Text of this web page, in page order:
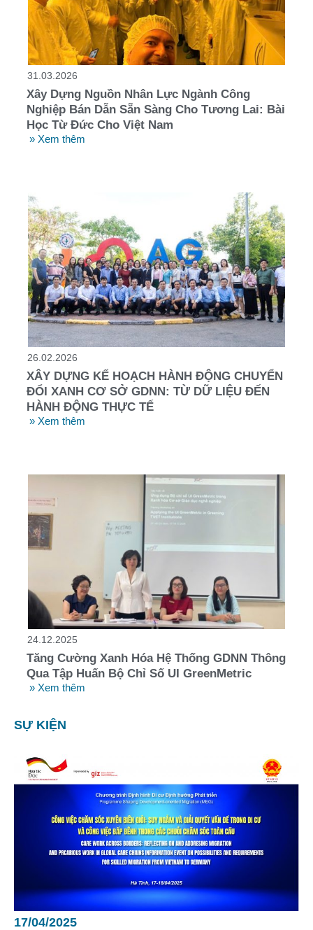
31.03.2026
Xây Dựng Nguồn Nhân Lực Ngành Công
Nghiệp Bán Dẫn Sẵn Sàng Cho Tương Lai: Bài
Học Từ Đức Cho Việt Nam
» Xem thêm
26.02.2026
XÂY DỰNG KẾ HOẠCH HÀNH ĐỘNG CHUYỂN
ĐỔI XANH CƠ SỞ GDNN: TỪ DỮ LIỆU ĐẾN
HÀNH ĐỘNG THỰC TẾ
» Xem thêm
24.12.2025
Tăng Cường Xanh Hóa Hệ Thống GDNN Thông
Qua Tập Huấn Bộ Chỉ Số UI GreenMetric
» Xem thêm
SỰ KIỆN
17/04/2025